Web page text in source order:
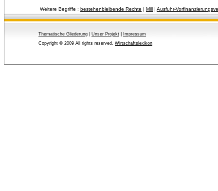
Weitere Begriffe : bestehenbleibende Rechte | Mill | Ausfuhr-
Thematische Gliederung Unser Projekt
Impressum
Copyright © 2009 All rights reserved. Wirtschaftslexikon